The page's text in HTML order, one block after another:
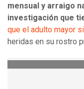
mensual y arraigo
investigación que
que el adulto mayor
heridas en su rostro